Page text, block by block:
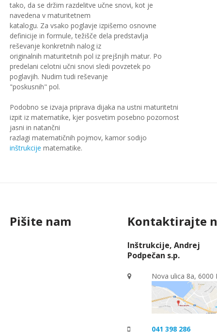
tako, da se držim razdelitve učne snovi, kot je
navedena v maturitetnem
katalogu. Za vsako poglavje izpišemo osnovne
definicije in formule, težišče dela predstavlja
reševanje konkretnih nalog iz
originalnih maturitetnih pol iz prejšnjih matur. Po
predelani celotni učni snovi sledi povzetek po
poglavjih. Nudim tudi reševanje
"poskusnih" pol.
Podobno se izvaja priprava dijaka na ustni maturitetni
izpit iz matematike, kjer posvetim posebno pozornost
jasni in natančni
razlagi matematičnih pojmov, kamor sodijo
inštrukcije matematike.
Pišite nam Kontaktirajte
Inštrukcije, Andrej
Podpečan s.p.
Nova ulica 8a, 6000
041 398 286